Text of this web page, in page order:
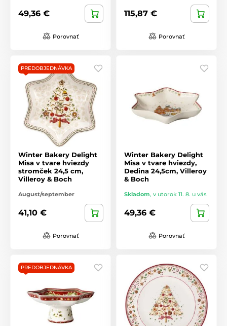
49,36 €
Porovnať
115,87 €
Porovnať
PREDOBJEDNÁVKA
Winter Bakery Delight
Misa v tvare hviezdy
stromček 24,5 cm,
Villeroy & Boch
August/september
41,10 €
Porovnať
Winter Bakery Delight
Misa v tvare hviezdy,
Dedina 24,5cm, Villeroy
& Boch
Skladom, v utorok 11. 8. u vás
49,36 €
Porovnať
PREDOBJEDNÁVKA